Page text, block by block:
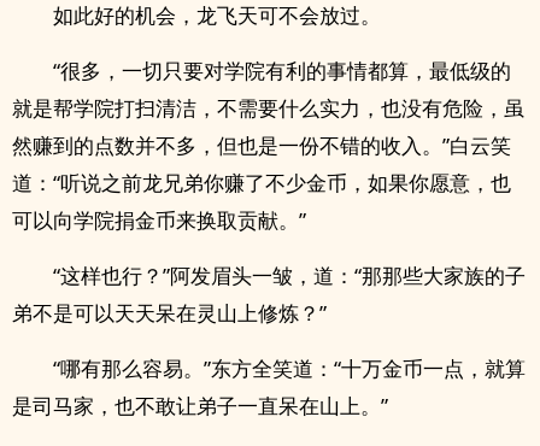
如此好的机会，龙飞天可不会放过。
“很多，一切只要对学院有利的事情都算，最低级的
就是帮学院打扫清洁，不需要什么实力，也没有危险，虽
然赚到的点数并不多，但也是一份不错的收入。”白云笑
道：“听说之前龙兄弟你赚了不少金币，如果你愿意，也
可以向学院捐金币来换取贡献。”
“这样也行？”阿发眉头一皱，道：“那那些大家族的子
弟不是可以天天呆在灵山上修炼？”
“哪有那么容易。”东方全笑道：“十万金币一点，就算
是司马家，也不敢让弟子一直呆在山上。”